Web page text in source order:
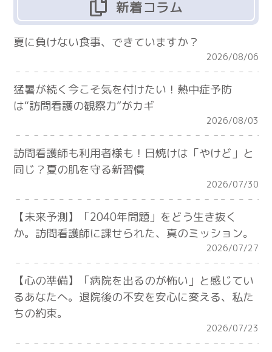
新着コラム
夏に負けない食事、できていますか？
2026/08/06
猛暑が続く今こそ気を付けたい！熱中症予防
は“訪問看護の観察力”がカギ
2026/08/03
訪問看護師も利用者様も！日焼けは「やけど」と
同じ？夏の肌を守る新習慣
2026/07/30
【未来予測】「2040年問題」をどう生き抜く
か。訪問看護師に課せられた、真のミッション。
2026/07/27
【心の準備】「病院を出るのが怖い」と感じてい
るあなたへ。退院後の不安を安心に変える、私た
ちの約束。
2026/07/23